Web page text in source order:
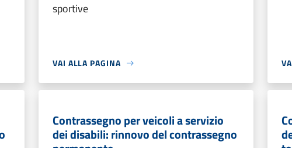
sportive
VAI ALLA PAGINA
Contrassegno per veicoli a servizio
dei disabili: rinnovo del contrassegno